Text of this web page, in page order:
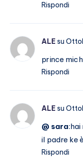
Rispondi
ALE su
prince
Rispondi
ALE su
@ sara
il padre ke
Rispondi